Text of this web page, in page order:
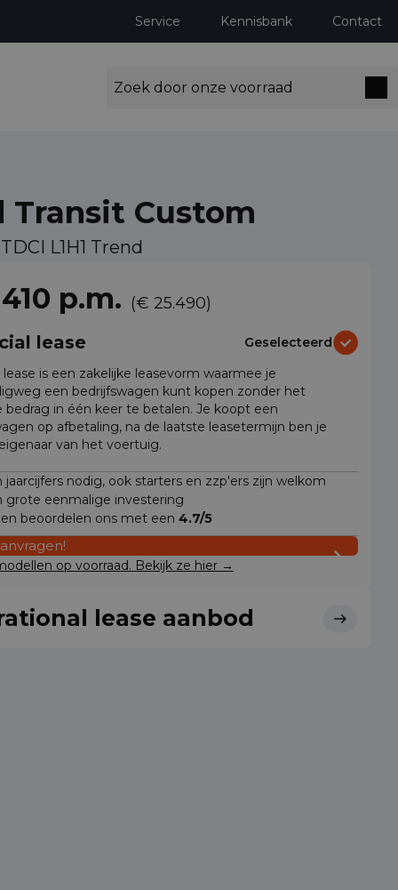
Service Kennisbank Contact
Transit Custom
L1H1 Trend
p.m. (€ 25.490)
lease
Geselecteerd
lease is een zakelijke leasevorm waarmee je
een bedrijfswagen kunt kopen zonder het
bedrag in één keer te betalen. Je koopt een
op afbetaling, na de laatste leasetermijn ben je
van het voertuig.
jaarcijfers nodig, ook starters en zzp'ers zijn welkom
grote eenmalige investering
beoordelen ons met een 4.7/5
op voorraad. Bekijk ze hier →
lease aanbod